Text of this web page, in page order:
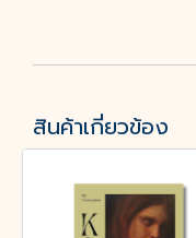
สินค้าเกี่ยวข้อง